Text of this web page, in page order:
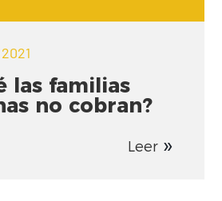
las familias
no cobran?
Leer